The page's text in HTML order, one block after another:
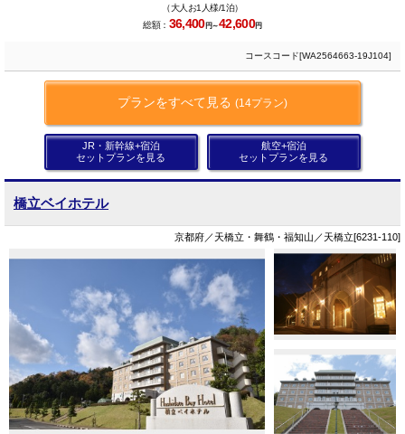
（大人お1人様/1泊）
総額： 36,400円～42,600円
コースコード[WA2564663-19J104]
プランをすべて見る (14プラン)
JR・新幹線+宿泊
セットプランを見る
航空+宿泊
セットプランを見る
橋立ベイホテル
京都府／天橋立・舞鶴・福知山／天橋立[6231-110]